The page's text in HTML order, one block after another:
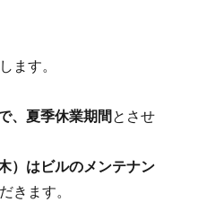
ます。
、夏季休業期間 とさせ
）はビルのメンテナン
きます。